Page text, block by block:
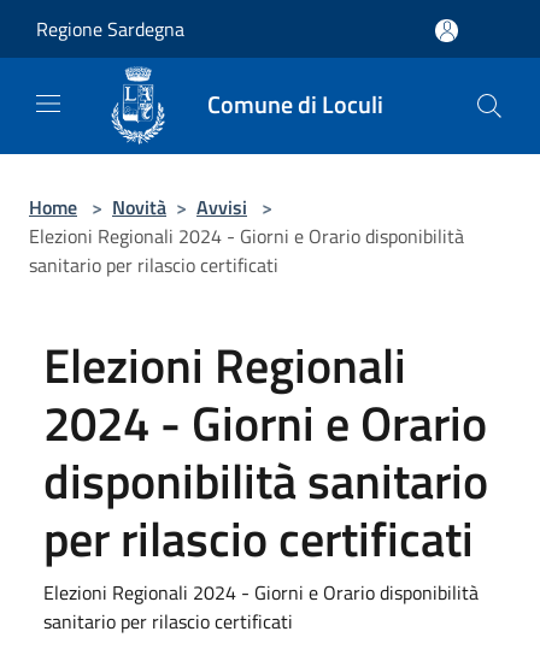
Regione Sardegna
Comune di Loculi
Home > Novità > Avvisi >
Elezioni Regionali 2024 - Giorni e Orario disponibilità
sanitario per rilascio certificati
Elezioni Regionali
2024 - Giorni e Orario
disponibilità sanitario
per rilascio certificati
Elezioni Regionali 2024 - Giorni e Orario disponibilità
sanitario per rilascio certificati